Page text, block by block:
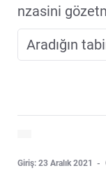
nzasini
Giriş: 23 Aralık 2021